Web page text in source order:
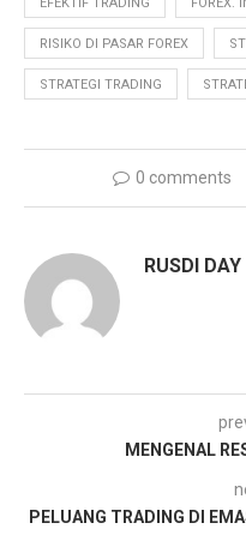
RISIKO DI PASAR FOREX
STRATEGI TRADING
0 comments
RUSDI DAY
MENGENAL
PELUANG TRADING DI